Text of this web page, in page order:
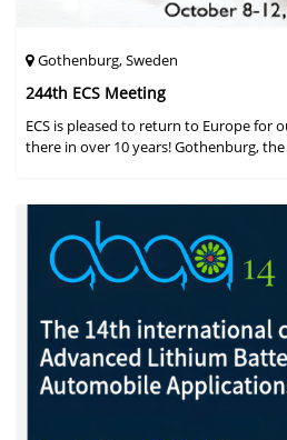
Gothenburg, Sweden
244th ECS Meeting
ECS is pleased to return to Europe for
there in over 10 years! Gothenburg,